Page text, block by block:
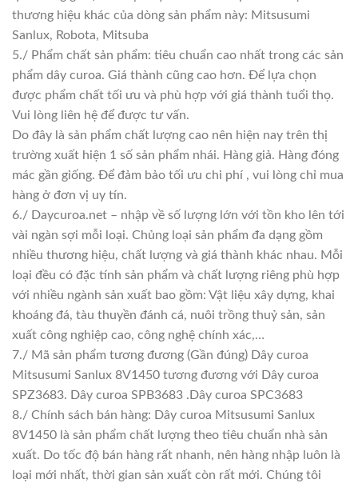
thương hiệu khác của dòng sản phẩm này: Mitsusumi
Sanlux, Robota, Mitsuba
5./ Phẩm chất sản phẩm: tiêu chuẩn cao nhất trong các sản
phẩm dây curoa. Giá thành cũng cao hơn. Để lựa chọn
được phẩm chất tối ưu và phù hợp với giá thành tuổi thọ.
Vui lòng liên hệ để được tư vấn.
Do đây là sản phẩm chất lượng cao nên hiện nay trên thị
trường xuất hiện 1 số sản phẩm nhái. Hàng giả. Hàng đóng
mác gần giống. Để đảm bảo tối ưu chi phí , vui lòng chỉ mua
hàng ở đơn vị uy tín.
6./ Daycuroa.net – nhập về số lượng lớn với tồn kho lên tới
vài ngàn sợi mỗi loại. Chủng loại sản phẩm đa dạng gồm
nhiều thương hiệu, chất lượng và giá thành khác nhau. Mỗi
loại đều có đặc tính sản phẩm và chất lượng riêng phù hợp
với nhiều ngành sản xuất bao gồm: Vật liệu xây dựng, khai
khoáng đá, tàu thuyền đánh cá, nuôi trồng thuỷ sản, sản
xuất công nghiệp cao, công nghệ chính xác,…
7./ Mã sản phẩm tương đương (Gần đúng) Dây curoa
Mitsusumi Sanlux 8V1450 tương đương với Dây curoa
SPZ3683. Dây curoa SPB3683 .Dây curoa SPC3683
8./ Chính sách bán hàng: Dây curoa Mitsusumi Sanlux
8V1450 là sản phẩm chất lượng theo tiêu chuẩn nhà sản
xuất. Do tốc độ bán hàng rất nhanh, nên hàng nhập luôn là
loại mới nhất, thời gian sản xuất còn rất mới. Chúng tôi